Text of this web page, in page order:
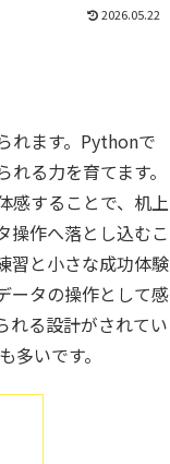
2026.05.22
れます。Pythonで
る力を育てます。
感することで、机上
操作へ落とし込むこ
習と小さな成功体験
ータの操作として感
れる設計がされてい
いです。